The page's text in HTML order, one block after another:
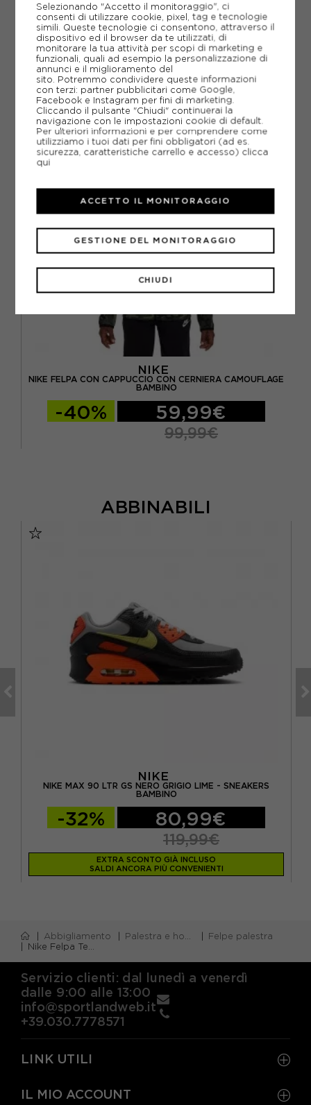
SCHEDA TECNICA
GUIDA ALLE TAGLIE
CONSIGLIATI DA NOI
NIKE
NIKE FELPA CON CAPPUCCIO CON CERNIERA CAMOUFLAGE
BAMBINO
-40% 59,99€
99,99€
ABBINABILI
NIKE
NIKE MAX 90 LTR GS NERO GRIGIO LIME - SNEAKERS
BAMBINO
-32% 80,99€
119,99€
EXTRA SCONTO GIÀ INCLUSO
SALDI ANCORA PIÙ CONVENIENTI
Abbigliamento Palestra e home gym
Felpe palestra
Nike Felpa Tech Fleece Grigio Bambino
Servizio clienti: dal lunedì a venerdì
dalle 9:00 alle 13:00
info@sportlandweb.it
+39.030.7778571
LINK UTILI
IL MIO ACCOUNT
Selezionando "Accetto il monitoraggio", ci
consenti di utilizzare cookie, pixel, tag e tecnologie
simili. Queste tecnologie ci consentono, attraverso il
dispositivo ed il browser da te utilizzati, di
monitorare la tua attività per scopi di marketing e
funzionali, quali ad esempio la personalizzazione di
annunci e il miglioramento del
sito. Potremmo condividere queste informazioni
con terzi: partner pubblicitari come Google,
Facebook e Instagram per fini di marketing.
Cliccando il pulsante "Chiudi" continuerai la
navigazione con le impostazioni cookie di default.
Per ulteriori informazioni e per comprendere come
utilizziamo i tuoi dati per fini obbligatori (ad es.
sicurezza, caratteristiche carrello e accesso) clicca
qui
CHIUDI
GESTIONE DEL MONITORAGGIO
ACCETTO IL MONITORAGGIO